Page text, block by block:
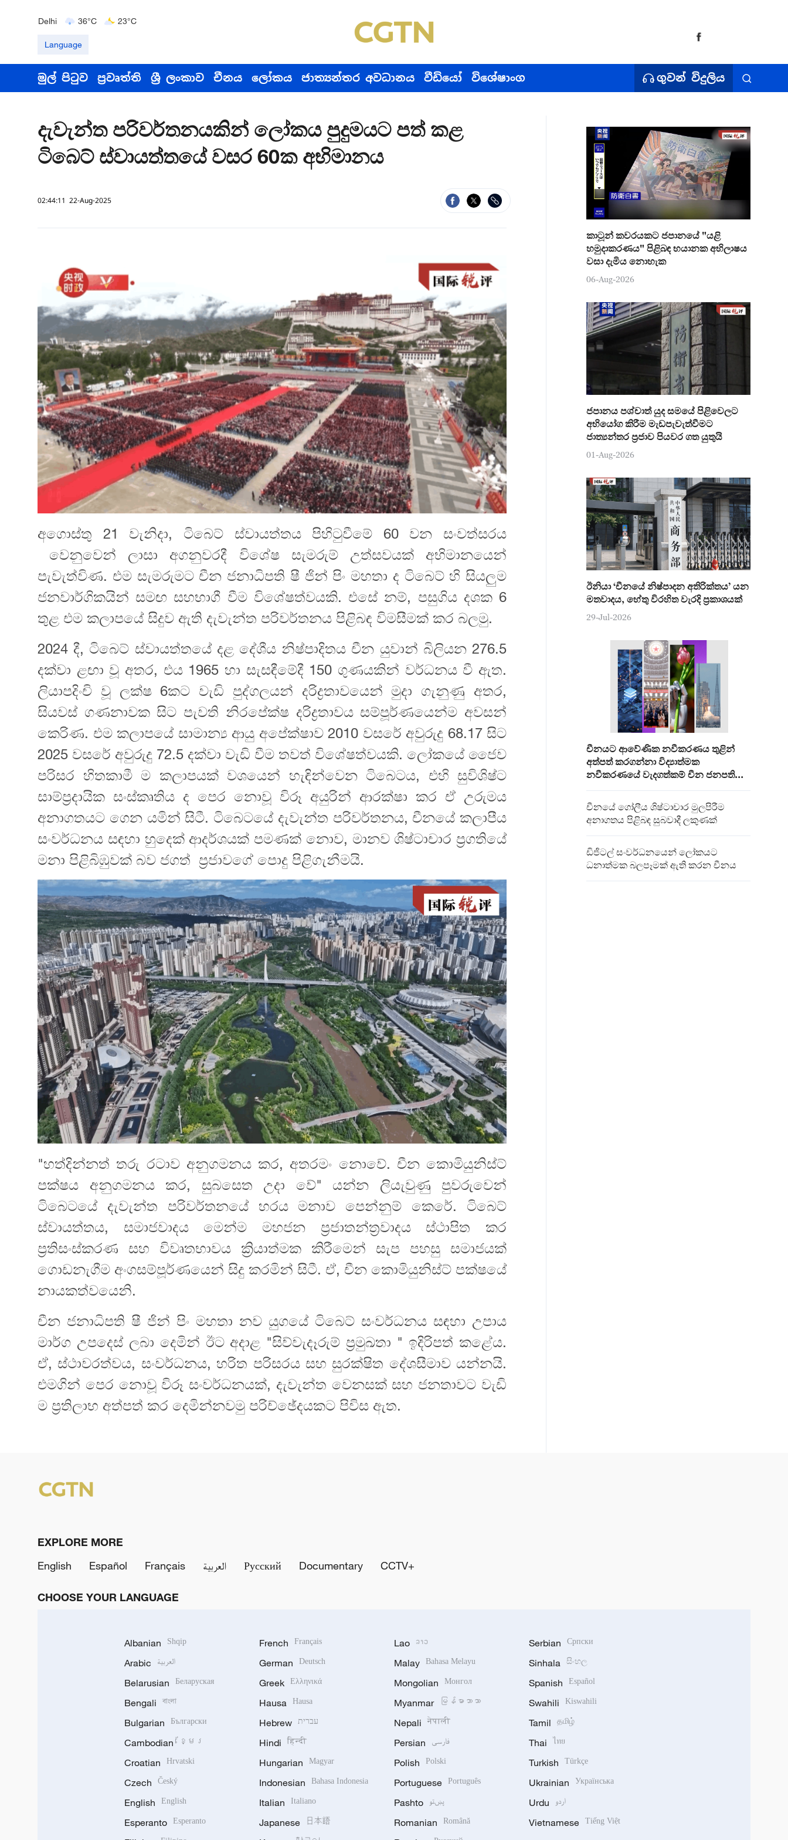
Delhi
36°C
23°C
Language
මුල් පිටුව ප්‍රවෘත්ති ශ්‍රී ලංකාව චීනය ලෝකය ජාත්‍යන්තර අවධානය වීඩියෝ විශේෂාංග ගුවන් විදුලිය
දැවැන්ත පරිවර්තනයකින් ලෝකය පුදුමයට පත් කළ
ටිබෙට් ස්වායත්තයේ වසර 60ක අභිමානය
02:44:11 22-Aug-2025
අගොස්තු 21 වැනිදා, ටිබෙට් ස්වායත්තය පිහිටුවීමේ 60 වන සංවත්සරය
වෙනුවෙන් ලාසා අගනුවරදී විශේෂ සැමරුම් උත්සවයක් අභිමානයෙන්
පැවැත්විණ. එම සැමරුමට චීන ජනාධිපති ෂී ජින් පිං මහතා ද ටිබෙට් හි සියලුම
ජනවාර්ගිකයින් සමඟ සහභාගී වීම විශේෂත්වයකි. එසේ නම්, පසුගිය දශක 6‍
තුළ‍ එම කලාපයේ සිදුව ඇති දැවැන්ත පරිවර්තනය පිළිබඳ විමසීමක් කර බලමු.
2024 දී, ටිබෙට් ස්වායත්තයේ දළ දේශීය නිෂ්පාදිතය චීන යුවාන් බිලියන 276.5
දක්වා ළඟා වූ අතර, එය 1965 හා සැසඳීමේදී 150 ගුණයකින් වර්ධනය වී ඇත.
ලියාපදිංචි වූ ලක්ෂ 6කට වැඩි පුද්ගලයන් දරිද්‍රතාවයෙන් මුදා ගැනුණු අතර,
සියවස් ගණනාවක සිට පැවති නිරපේක්ෂ දරිද්‍රතාවය සම්පූර්ණයෙන්ම අවසන්
කෙරිණ. එම කලාපයේ සාමාන්‍ය ආයු අපේක්ෂාව 2010 වසරේ අවුරුදු 68.17 සිට
2025 වසරේ අවුරුදු 72.5 දක්වා වැඩි වීම තවත් විශේෂත්වයකි. ලෝකයේ ජෛව
පරිසර හිතකාමී ම කලාපයක් වශයෙන් හැඳින්වෙන ටිබෙටය, එහි සුවිශිෂ්ට
සාම්ප්‍රදායික සංස්කෘතිය ද පෙර නොවූ විරූ අයුරින් ආරක්ෂා කර ඒ උරුමය
අනාගතයට ගෙන යමින් සිටී. ටිබෙටයේ දැවැන්ත පරිවර්තනය, චීනයේ කලාපීය
සංවර්ධනය සඳහා හුදෙක් ආදර්ශයක් පමණක් නොව, මානව ශිෂ්ටාචාර ප්‍රගතියේ
මනා පිළිබිඹුවක් බව ජගත් ප්‍රජාවගේ පොදු පිළිගැනීමයි.
"හත්දින්නත් තරු රටාව අනුගමනය කර, අතරමං නොවේ. චීන කොමියුනිස්ට්
පක්ෂය අනුගමනය කර, සුබසෙත උදා වේ" යන්න ලියැවුණු පුවරුවෙන්
ටිබෙටයේ දැවැන්ත පරිවර්තනයේ හරය මනාව පෙන්නුම් කෙරේ. ටිබෙට්
ස්වායත්තය, සමාජවාදය මෙන්ම මහජන ප්‍රජාතන්ත්‍රවාදය ස්ථාපිත කර
ප්‍රතිසංස්කරණ සහ විවෘතභාවය ක්‍රියාත්මක කිරීමෙන් සැප පහසු සමාජයක්
ගොඩනැගීම අංගසම්පූර්ණයෙන් සිදු කරමින් සිටී. ඒ, චීන කොමියුනිස්ට් පක්ෂයේ
නායකත්වයෙනි.
චීන ජනාධිපති ෂී ජින් පිං මහතා නව යුගයේ ටිබෙට් සංවර්ධනය සඳහා උපාය
මාර්ග උපදෙස් ලබා දෙමින් ඊට අදාළ "සිව්වැදෑරුම් ප්‍රමුඛතා " ඉදිරිපත් කළේය.
ඒ, ස්ථාවරත්වය, සංවර්ධනය, හරිත පරිසරය සහ සුරක්ෂිත දේශසීමාව යන්නයි.
එමගින් පෙර නොවූ විරූ සංවර්ධනයක්, දැවැන්ත වෙනසක් සහ ජනතාවට වැඩි
ම ප්‍රතිලාභ අත්පත් කර දෙමින්නවමු පරිච්ඡේදයකට පිවිස ඇත.
කාටූන් කවරයකට ජපානයේ "යළි
හමුදාකරණය" පිළිබඳ භයානක අභිලාෂය
වසා දැමිය නොහැක
06-Aug-2026
ජපානය පශ්චාත් යුද සමයේ පිළිවෙලට
අභියෝග කිරීම මැඩපැවැත්වීමට
ජාත්‍යන්තර ප්‍රජාව පියවර ගත යුතුයි
01-Aug-2026
ඊනියා ‘චීනයේ නිෂ්පාදන අතිරික්තය’ යන
මතවාදය, හේතු විරහිත වැරදි ප්‍රකාශයක්
29-Jul-2026
චීනයට ආවේණික නවීකරණය තුළින්
අත්පත් කරගන්නා විද්‍යාත්මක
නවීකරණයේ වැදගත්කම් චීන ජනපති
චීනයේ ගෝලීය ශිෂ්ටාචාර මුලපිරීම
අනාගතය පිළිබඳ සුබවාදී ලකුණක්
ඩිජිටල් සංවර්ධනයෙන් ලෝකයට
ධනාත්මක බලපෑමක් ඇති කරන චීනය
EXPLORE MORE
English
Español Français العربية Русский Documentary CCTV+
CHOOSE YOUR LANGUAGE
Albanian Shqip
Arabic العربية
Belarusian Беларуская
Bengali বাংলা
Bulgarian Български
Cambodian ខ្មែរ
Croatian Hrvatski
Czech Český
English English
Esperanto Esperanto
French Français
German Deutsch
Greek Ελληνικά
Hausa Hausa
Hebrew עברית
Hindi हिन्दी
Hungarian Magyar
Indonesian Bahasa Indonesia
Italian Italiano
Japanese 日本語
Lao ລາວ
Malay Bahasa Melayu
Mongolian Монгол
Myanmar မြန်မာဘာသာ
Nepali नेपाली
Persian فارسی
Polish Polski
Portuguese Português
Pashto پښتو
Romanian Română
Serbian Српски
Sinhala සිංහල
Spanish Español
Swahili Kiswahili
Tamil தமிழ்
Thai ไทย
Turkish Türkçe
Ukrainian Українська
Urdu اردو
Vietnamese Tiếng Việt